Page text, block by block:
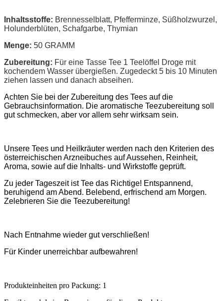
Inhaltsstoffe: Brennesselblatt, Pfefferminze, Süßholzwurzel,
Holunderblüten, Schafgarbe, Thymian
Menge: 50 GRAMM
Zubereitung: Für eine Tasse Tee 1 Teelöffel Droge mit
kochendem Wasser übergießen. Zugedeckt 5 bis 10 Minuten
ziehen lassen und danach abseihen.
Achten Sie bei der Zubereitung des Tees auf die
Gebrauchsinformation. Die aromatische Teezubereitung soll
gut schmecken, aber vor allem sehr wirksam sein.
Unsere Tees und Heilkräuter werden nach den Kriterien des
österreichischen Arzneibuches auf Aussehen, Reinheit,
Aroma, sowie auf die Inhalts- und Wirkstoffe geprüft.
Zu jeder Tageszeit ist Tee das Richtige! Entspannend,
beruhigend am Abend. Belebend, erfrischend am Morgen.
Zelebrieren Sie die Teezubereitung!
Nach Entnahme wieder gut verschließen!
Für Kinder unerreichbar aufbewahren!
Produkteinheiten pro Packung: 1